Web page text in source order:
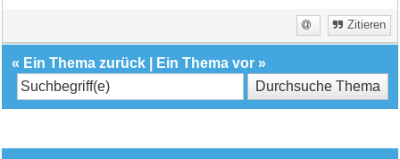
Zitieren
« Ein Thema zurück Ein Thema vor »